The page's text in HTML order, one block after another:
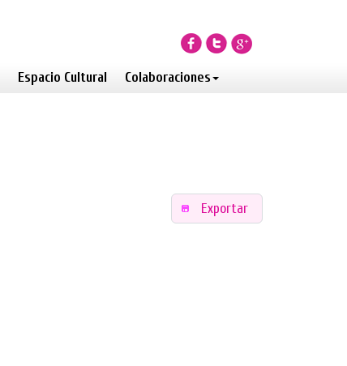
Espacio Cultural Colaboraciones
Exportar